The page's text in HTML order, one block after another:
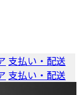
支払い・配送
支払い・配送